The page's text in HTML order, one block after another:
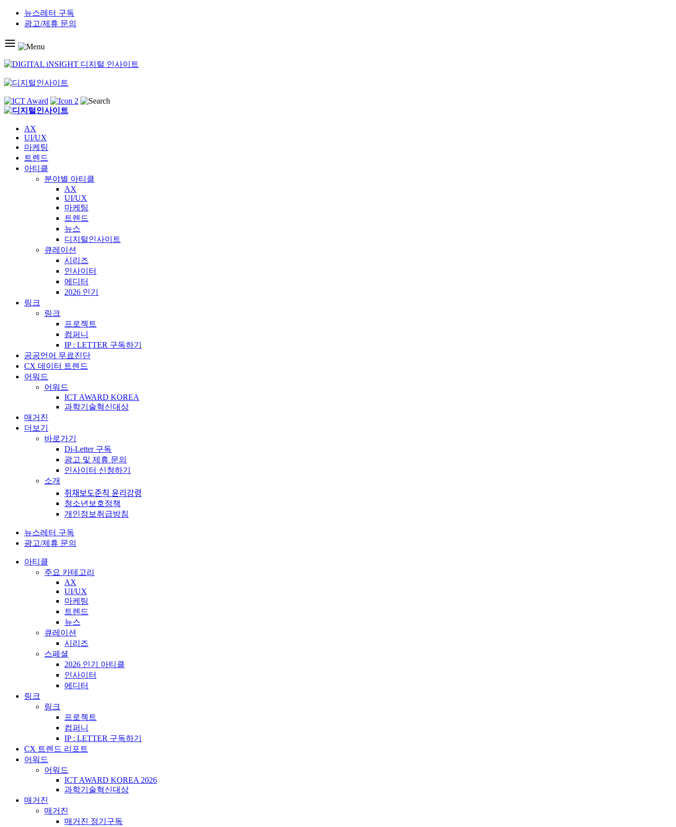
Skip
content
뉴스레터 구독
광고/제휴 문의
AX
UI/UX
마케팅
트렌드
아티클
분야별 아티클
AX
UI/UX
마케팅
트렌드
뉴스
디지털인사이트
큐레이션
시리즈
인사이터
에디터
2026 인기
링크
링크
프로젝트
컴퍼니
IP : LETTER 구독하기
공공언어 무료진단
CX 데이터 트렌드
어워드
어워드
ICT AWARD KOREA
과학기술혁신대상
매거진
더보기
바로가기
Di-Letter 구독
광고 및 제휴 문의
인사이터 신청하기
소개
취재보도준칙 윤리강령
청소년보호정책
개인정보취급방침
뉴스레터 구독
광고/제휴 문의
아티클
주요 카테고리
AX
UI/UX
마케팅
트렌드
뉴스
큐레이션
시리즈
스페셜
2026 인기 아티클
인사이터
에디터
링크
링크
프로젝트
컴퍼니
IP : LETTER 구독하기
CX 트렌드 리포트
어워드
어워드
ICT AWARD KOREA 2026
과학기술혁신대상
매거진
매거진
매거진 정기구독